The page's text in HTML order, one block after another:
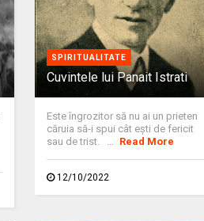
SPIRITUALITATE
Cuvintele lui Panait Istrati
Este îngrozitor să nu ai un prieten
căruia să-i spui cât eşti de fericit
sau de trist. ... Read More
12/10/2022